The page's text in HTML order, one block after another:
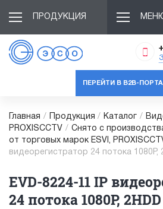
ПРОДУКЦИЯ
ПЕРЕЙТИ В B2B-
Главная / Продукция / Каталог /
PROXISCCTV / Снято с
от торговых марок ESVI,
видеорегистратор 24 потока 1080P,
EVD-8224-11 IP
24 потока 1080P, 2HDD